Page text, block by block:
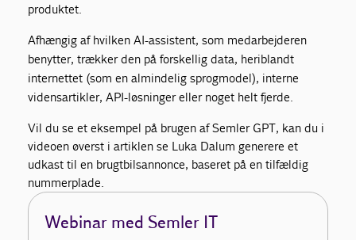
produktet.
Afhængig af hvilken AI-assistent, som medarbejderen
benytter, trækker den på forskellig data, heriblandt
internettet (som en almindelig sprogmodel), interne
vidensartikler, API-løsninger eller noget helt fjerde.
Vil du se et eksempel på brugen af Semler GPT, kan du i
videoen øverst i artiklen se Luka Dalum generere et
udkast til en brugtbilsannonce, baseret på en tilfældig
nummerplade.
Webinar med Semler IT